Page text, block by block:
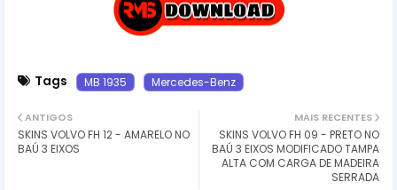
Tags MB 1935 Mercedes-Benz
MAIS RECENTES
SKINS VOLVO FH 09 - PRETO NO
BAÚ 3 EIXOS MODIFICADO TAMPA
ALTA COM CARGA DE MADEIRA
SERRADA
ANTIGOS
SKINS VOLVO FH 12 - AMARELO NO
BAÚ 3 EIXOS